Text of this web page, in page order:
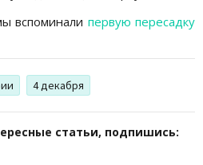
вспоминали первую пересадку
4 декабря
статьи, подпишись: